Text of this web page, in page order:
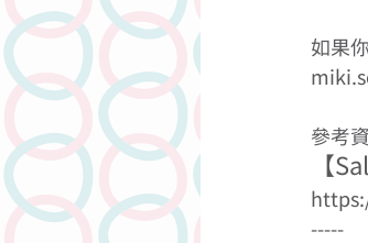
如果
參考
【
-----